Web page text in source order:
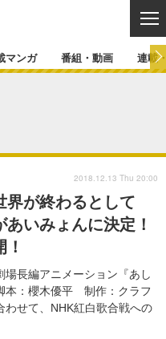
マンガ
イベント
新帝スタ
カバー
ラジオ
マンガ 番組・動画 連載
界が終わるとして
いみょんに決定！
長編アニメーション『あし
本：櫻木優平 制作：クラフ
わせて、NHK紅白歌合戦への
2018.12.13 Thu 20:00